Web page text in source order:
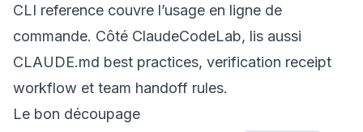
CLI reference couvre l’usage en ligne de
commande. Côté ClaudeCodeLab, lis aussi
CLAUDE.md best practices, verification receipt
workflow et team handoff rules.
Le bon découpage